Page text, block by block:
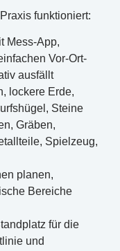
funktioniert:
Mess-App,
Vor-Ort-
ausfällt
lockere Erde,
Steine
Gräben,
Spielzeug,
planen,
Bereiche
für die
und